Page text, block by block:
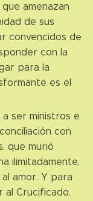
amenazan
de sus
convencidos de
con la
para la
es el
a ser ministros e
con
que murió
ilimitadamente,
amor. Y para
al Crucificado.